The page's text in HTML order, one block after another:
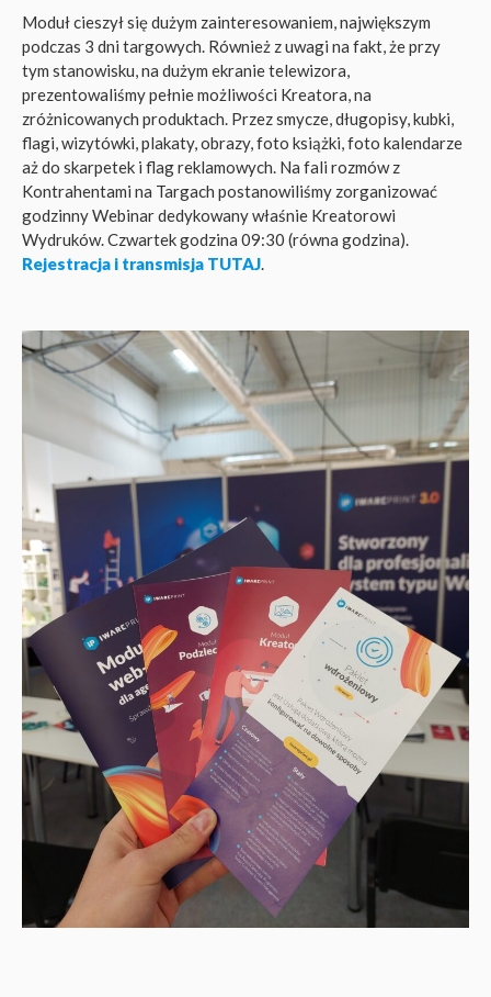
Moduł cieszył się dużym zainteresowaniem, największym
podczas 3 dni targowych. Również z uwagi na fakt, że przy
tym stanowisku, na dużym ekranie telewizora,
prezentowaliśmy pełnie możliwości Kreatora, na
zróżnicowanych produktach. Przez smycze, długopisy, kubki,
flagi, wizytówki, plakaty, obrazy, foto książki, foto kalendarze
aż do skarpetek i flag reklamowych. Na fali rozmów z
Kontrahentami na Targach postanowiliśmy zorganizować
godzinny Webinar dedykowany właśnie Kreatorowi
Wydruków. Czwartek godzina 09:30 (równa godzina).
Rejestracja i transmisja TUTAJ.